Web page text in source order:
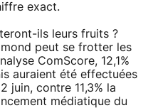
exact.
ils leurs fruits ?
peut se frotter les
ComScore, 12,1%
auraient été effectuées
juin, contre 11,3% la
médiatique du